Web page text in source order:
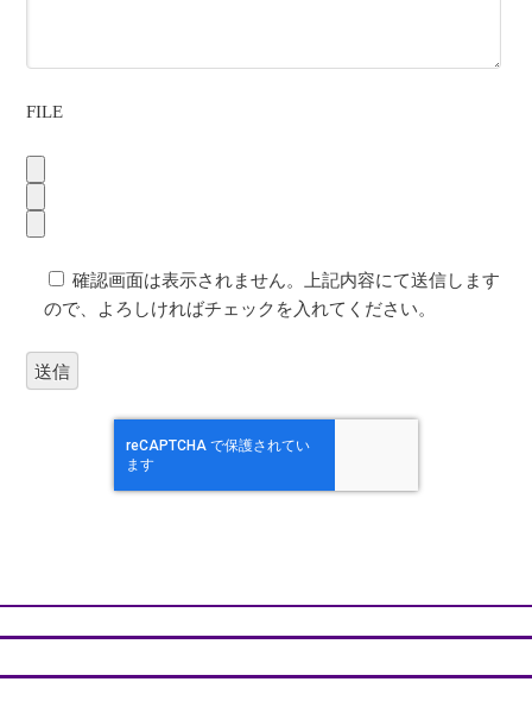
FILE
確認画面は表示されません。上記内容にて送信します
ので、よろしければチェックを入れてください。